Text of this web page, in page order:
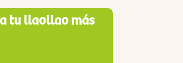
tu llaollao más